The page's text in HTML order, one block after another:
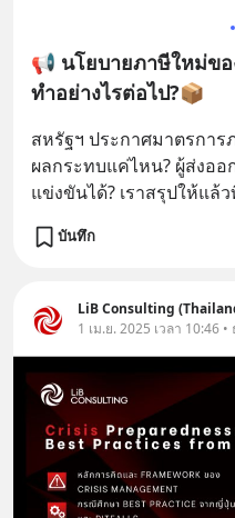
📢 นโยบายภาษีใหม่ข
ทำอย่างไรต่อไป?📦
สหรัฐฯ ประกาศมาตรกา
ผลกระทบแค่ไหน? ผู้ส่งออ
แข่งขันได้? เราสรุปให้แล้
บันทึก
LiB Consulting
1 เม.ย. 2025 เวลา 10:46 •